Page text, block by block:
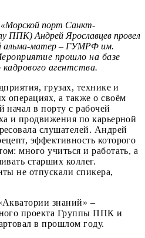
порт Санкт-
ППК) Андрей Ярославцев провел
альма-матер – ГУМРФ им.
прошло на базе
агентства.
грузах, технике и
операциях, а также о своём
начал в порту с рабочей
и продвижения по карьерной
слушателей. Андрей
эффективность которого
много учиться и работать, а
старших коллег.
не отпускали спикера,
знаний» –
проекта Группы ППК и
в прошлом году.